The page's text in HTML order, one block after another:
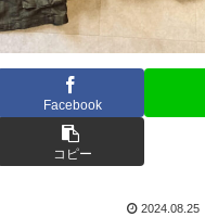
Facebook
コピー
2024.08.25